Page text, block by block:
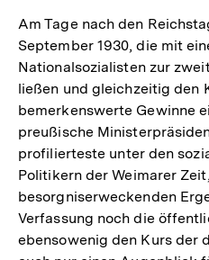
Am Tage nach den
September 1930, die mit
Nationalsozialisten zur
ließen und gleichzeitig den
bemerkenswerte Gewinne
preußische
profilierteste unter den
Politikern der Weimarer
besorgniserweckenden
Verfassung noch die
ebensowenig den Kurs der